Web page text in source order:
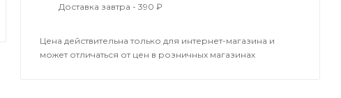
Доставка завтра - 390 ₽
Цена действительна только для интернет-магазина и
может отличаться от цен в розничных магазинах